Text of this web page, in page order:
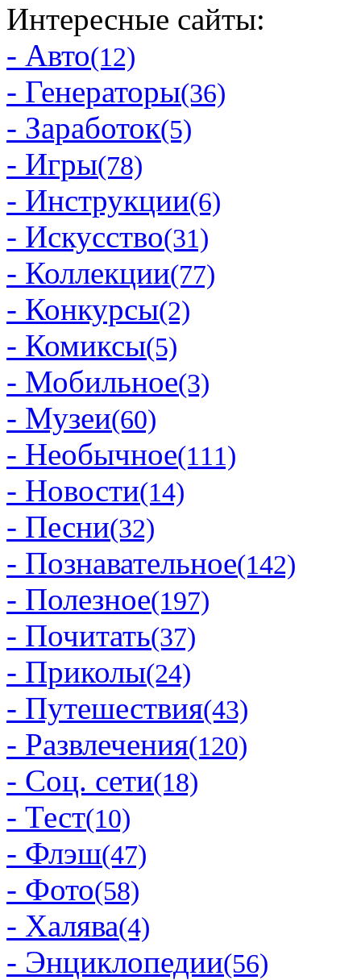
Интересные сайты:
- Авто(12)
- Генераторы(36)
- Заработок(5)
- Игры(78)
- Инструкции(6)
- Искусство(31)
- Коллекции(77)
- Конкурсы(2)
- Комиксы(5)
- Мобильное(3)
- Музеи(60)
- Необычное(111)
- Новости(14)
- Песни(32)
- Познавательное(142)
- Полезное(197)
- Почитать(37)
- Приколы(24)
- Путешествия(43)
- Развлечения(120)
- Соц. сети(18)
- Тест(10)
- Флэш(47)
- Фото(58)
- Халява(4)
- Энциклопедии(56)